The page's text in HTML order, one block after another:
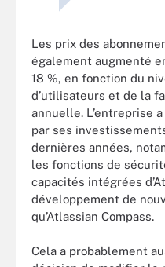
Les prix des
également augmenté
18 %, en fonction du
d’utilisateurs et de la
annuelle. L’entreprise
par ses
dernières années,
les fonctions de
capacités intégrées
développement de
qu’Atlassian Compass.
Cela a probablement